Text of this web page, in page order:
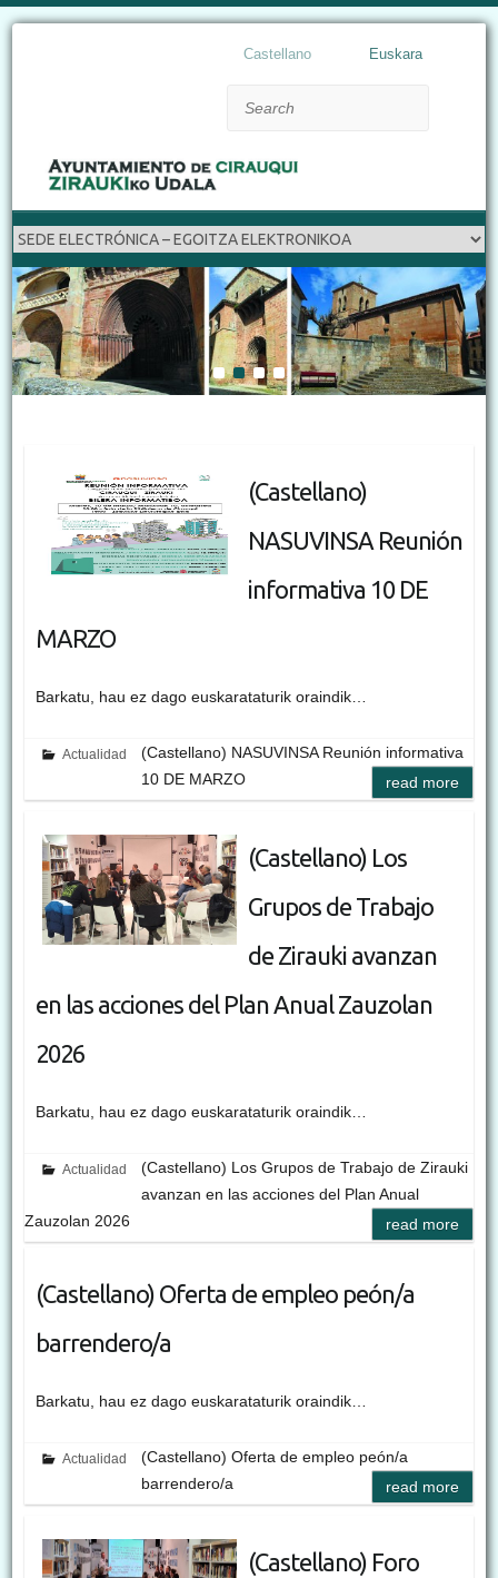
Castellano Euskara
1 2 3 4
(Castellano)
NASUVINSA Reunión
informativa 10 DE
MARZO
Barkatu, hau ez dago euskarataturik oraindik…
Actualidad
(Castellano) NASUVINSA Reunión informativa
10 DE MARZO
read more
(Castellano) Los
Grupos de Trabajo
de Zirauki avanzan
en las acciones del Plan Anual Zauzolan
2026
Barkatu, hau ez dago euskarataturik oraindik…
Actualidad
(Castellano) Los Grupos de Trabajo de Zirauki
avanzan en las acciones del Plan Anual
Zauzolan 2026
read more
(Castellano) Oferta de empleo peón/a
barrendero/a
Barkatu, hau ez dago euskarataturik oraindik…
Actualidad
(Castellano) Oferta de empleo peón/a
barrendero/a
read more
(Castellano) Foro